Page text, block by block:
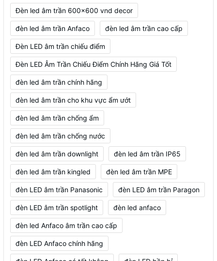
Đèn led âm trần 600x600 vnd decor
đèn led âm trần Anfaco đèn led âm trần cao cấp
Đèn LED âm trần chiếu điểm
Đèn LED Âm Trần Chiếu Điểm Chính Hãng Giá Tốt
đèn led âm trần chính hãng
đèn led âm trần cho khu vực ẩm ướt
đèn led âm trần chống ẩm
đèn led âm trần chống nước
đèn led âm trần downlight đèn led âm trần IP65
đèn led âm trần kingled đèn led âm trần MPE
đèn LED âm trần Panasonic đèn LED âm trần Paragon
đèn LED âm trần spotlight đèn led anfaco
đèn led Anfaco âm trần cao cấp
đèn LED Anfaco chính hãng